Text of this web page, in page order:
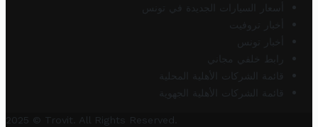
أسعار السيارات الجديدة في تونس
أخبار تروفيت
أخبار تونس
رابط خلفي مجاني
قائمة الشركات الأهلية المحلية
قائمة الشركات الأهلية الجهوية
2025 © Trovit. All Rights Reserved.